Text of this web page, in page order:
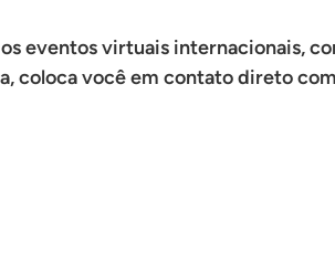
eventos virtuais internacionais,
coloca você em contato direto